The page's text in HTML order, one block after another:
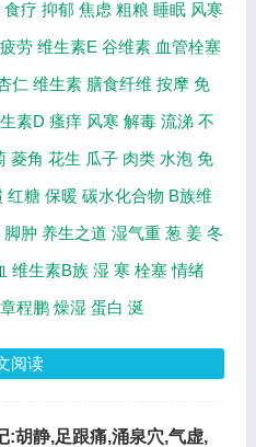
食疗 抑郁 焦虑 粗粮 睡眠 风寒
疲劳 维生素E 谷维素 血管栓塞
仁 维生素 膳食纤维 按摩 免
素D 瘙痒 风寒 解毒 流涕 不
菱角 花生 瓜子 肉类 水泡 免
红糖 保暖 碳水化合物 B族维
脚肿 养生之道 湿气重 葱 姜 冬
维生素B族 湿 寒 栓塞 情绪
章程鹏 燥湿 蛋白 涎
阅读
:胡静,足跟痛,涌泉穴,气虚,